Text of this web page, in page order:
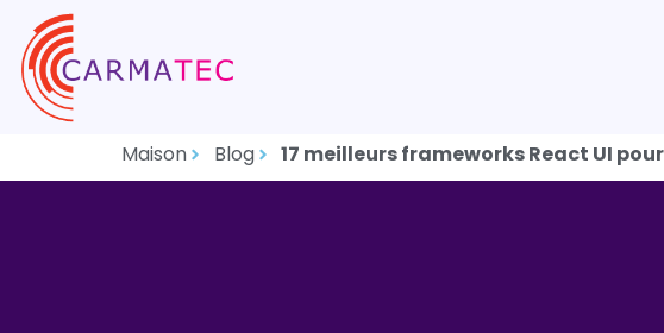
Maison Blog 17 meilleurs frameworks React UI